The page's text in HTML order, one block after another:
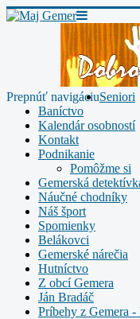
Prepnúť navigáciuSeniori
Baníctvo
Kalendár osobností
Kontakt
Podnikanie
Pomôžme si
Gemerská
Náučné chodníky
Náš šport
Spomienky
Belákovci
Gemerské nárečia
Hutníctvo
Z obcí Gemera
Ján Bradáč
Príbehy z Gemera -